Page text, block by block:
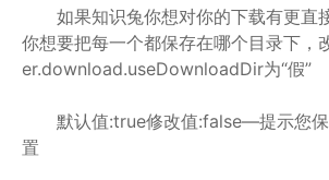
如果知识兔你想对你的下载有更直
你想要把每一个都保存在哪个目录下，
er.download.useDownloadDir为“假”
默认值:true修改值:false—提示您保
置